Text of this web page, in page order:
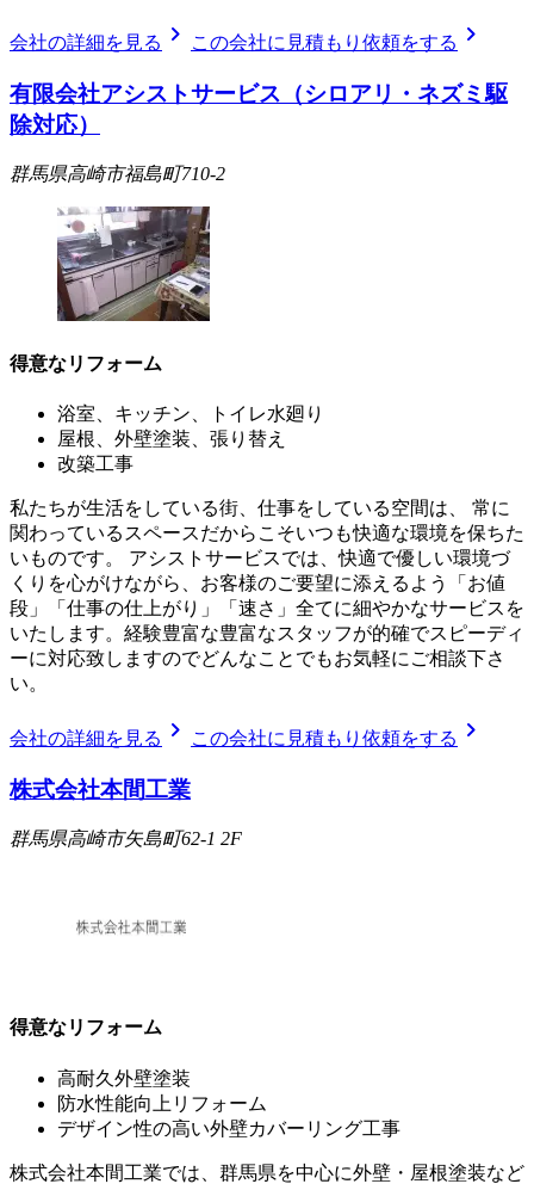
会社の詳細を見る chevron_right この会社に見積もり依頼をする chevron_right
有限会社アシストサービス（シロアリ・ネズミ駆
除対応）
群馬県高崎市福島町710-2
得意なリフォーム
浴室、キッチン、トイレ水廻り
屋根、外壁塗装、張り替え
改築工事
私たちが生活をしている街、仕事をしている空間は、 常に
関わっているスペースだからこそいつも快適な環境を保ちた
いものです。 アシストサービスでは、快適で優しい環境づ
くりを心がけながら、お客様のご要望に添えるよう「お値
段」「仕事の仕上がり」「速さ」全てに細やかなサービスを
いたします。経験豊富な豊富なスタッフが的確でスピーディ
ーに対応致しますのでどんなことでもお気軽にご相談下さ
い。
会社の詳細を見る chevron_right この会社に見積もり依頼をする chevron_right
株式会社本間工業
群馬県高崎市矢島町62-1 2F
得意なリフォーム
高耐久外壁塗装
防水性能向上リフォーム
デザイン性の高い外壁カバーリング工事
株式会社本間工業では、群馬県を中心に外壁・屋根塗装など